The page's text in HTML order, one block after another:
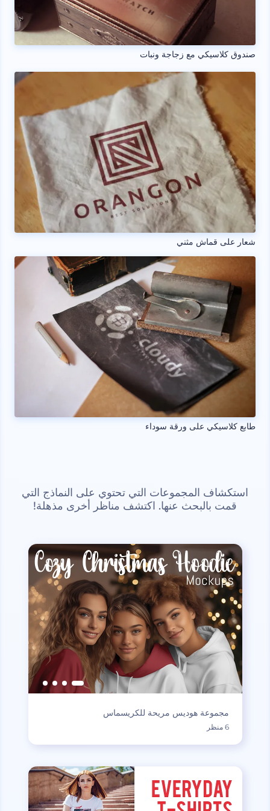
صندوق كلاسيكي مع زجاجة ونبات
شعار على قماش مثني
طابع كلاسيكي على ورقة سوداء
استكشاف المجموعات التي تحتوي على النماذج التي
قمت بالبحث عنها. اكتشف مناظر أخرى مذهلة!
مجموعة هوديس مريحة للكريسماس
6 منظر